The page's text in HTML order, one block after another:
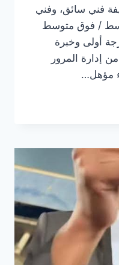
فني سائق، وفني
/ فوق متوسط
أولى وخبرة
إدارة المرور
مؤهل…